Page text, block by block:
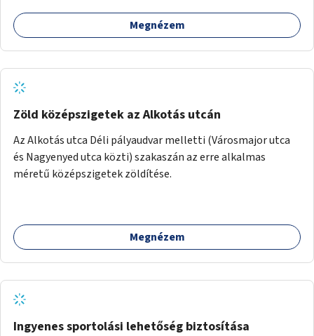
Megnézem
Zöld középszigetek az Alkotás utcán
Az Alkotás utca Déli pályaudvar melletti (Városmajor utca
és Nagyenyed utca közti) szakaszán az erre alkalmas
méretű középszigetek zöldítése.
Megnézem
Ingyenes sportolási lehetőség biztosítása